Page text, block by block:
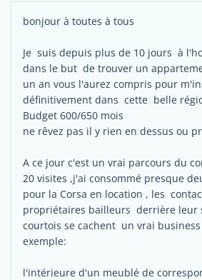
bonjour à toutes à tous
Je suis depuis plus de 10 jours à
dans le but de trouver un
un an vous l'aurez compris pour
définitivement dans cette belle
Budget 600/650 mois
ne rêvez pas il y rien en dessus ou
A ce jour c'est un vrai parcours du
20 visites ,j'ai consommé presque
pour la Corsa en location , les
propriétaires bailleurs derrière leur
courtois se cachent un vrai
exemple:
l'intérieure d'un meublé de